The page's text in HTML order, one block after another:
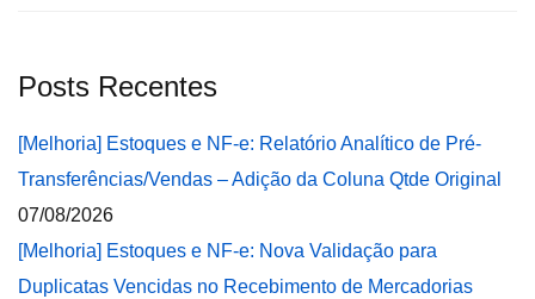
Posts Recentes
[Melhoria] Estoques e NF-e: Relatório Analítico de Pré-
Transferências/Vendas – Adição da Coluna Qtde Original
07/08/2026
[Melhoria] Estoques e NF-e: Nova Validação para
Duplicatas Vencidas no Recebimento de Mercadorias